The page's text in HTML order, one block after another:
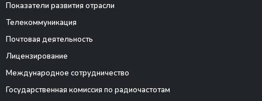
Показатели развития отрасли
Телекоммуникация
Почтовая деятельность
Лицензирование
Международное сотрудничество
Государственная комиссия по радиочастотам